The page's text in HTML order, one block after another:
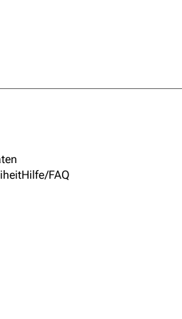
Hilfe/FAQ